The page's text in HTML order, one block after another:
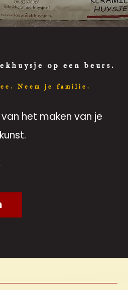
op een beurs.
Neem je familie.
het maken van je